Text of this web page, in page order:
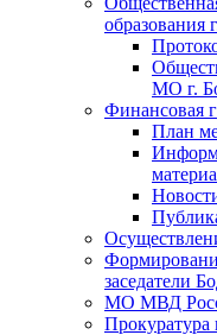
образования
МО г.
Финансовая
План
заседатели
МО МВД
Прокуратура